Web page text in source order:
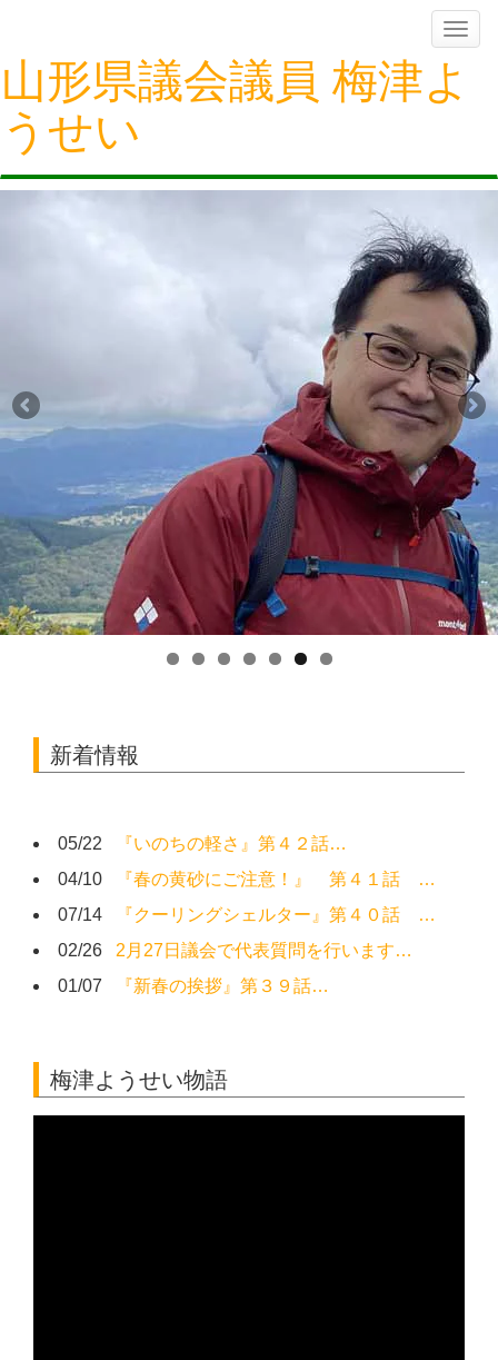
content
Toggle
navigation
山形県議会議員 梅津よ
うせい
新着情報
05/22
『いのちの軽さ』第４２話…
04/10
『春の黄砂にご注意！』 第４１話 …
07/14
『クーリングシェルター』第４０話 …
02/26 2月27日議会で代表質問を行います…
01/07
『新春の挨拶』第３９話…
梅津ようせい物語